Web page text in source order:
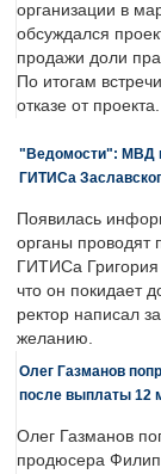
организации в
обсуждался
продажи доли
По итогам
отказе от проекта.
"Ведомости": МВД
ГИТИСа
Появилась
органы проводят
ГИТИСа Григория
что он покидает
ректор написал
желанию.
Олег Газманов
после выплаты 12
Олег Газманов
продюсера